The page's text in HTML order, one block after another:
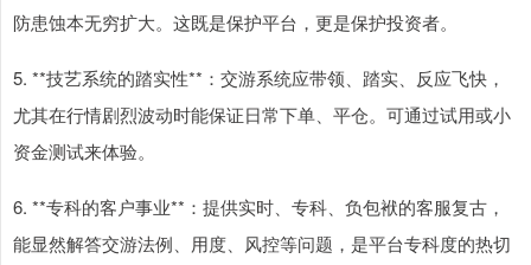
防患蚀本无穷扩大。这既是保护平台，更是保护投资者。
5. **技艺系统的踏实性**：交游系统应带领、踏实、反应飞快，
尤其在行情剧烈波动时能保证日常下单、平仓。可通过试用或小
资金测试来体验。
6. **专科的客户事业**：提供实时、专科、负包袱的客服复古，
能显然解答交游法例、用度、风控等问题，是平台专科度的热切